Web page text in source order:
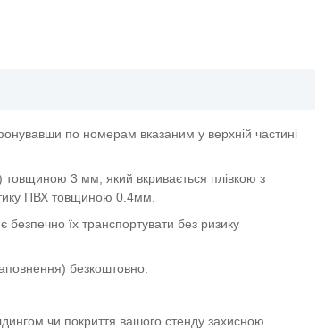
по номерам вказаним у верхній частині
товщиною 3 мм, який вкривається плівкою з
ПВХ товщиною 0.4мм.
їх транспортувати без ризику
безкоштовно.
чи покриття вашого стенду захисною